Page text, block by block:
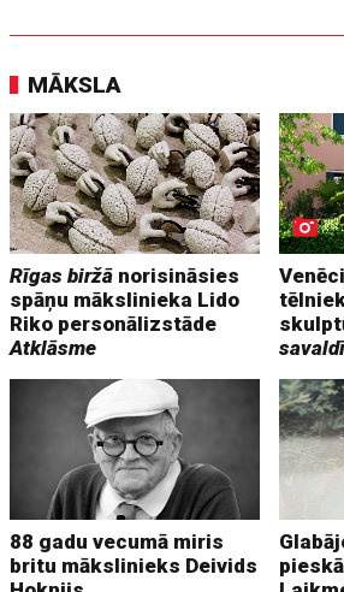
MĀKSLA
Rīgas biržā norisināsies
spāņu mākslinieka Lido
Riko personālizstāde
Atklāsme
88 gadu vecumā miris
britu mākslinieks Deivids